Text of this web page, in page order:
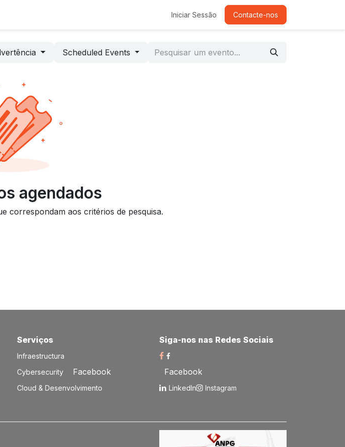
Iniciar Sessão Contacte-nos
Scheduled Events
agendados
correspondam aos critérios de pesquisa.
Serviços​
Infraestructura
Cybersecurity
Facebook
Cloud & Desenvolvimento
Siga-nos nas Redes Sociais​
Facebook
LinkedIn Instagram